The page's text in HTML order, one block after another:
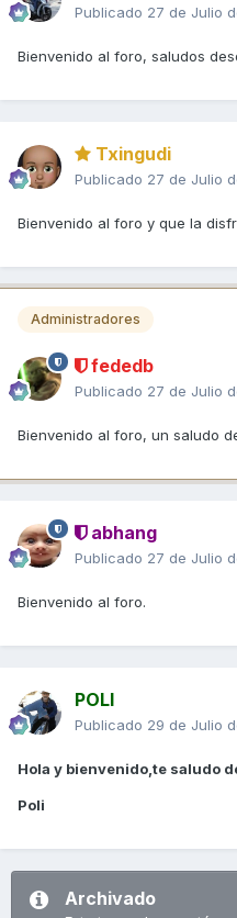
Publicado 27 de Julio
Bienvenido al foro, saludos
Txingudi
Publicado 27 de Julio
Bienvenido al foro y que la
Administradores
fededb
Publicado 27 de Julio
Bienvenido al foro, un saludo
abhang
Publicado 27 de Julio
Bienvenido al foro.
POLI
Publicado 29 de Julio
Hola y bienvenido,te saludo
Poli
Archivado